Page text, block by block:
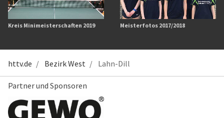
Kreis Minimeisterschaften 2019 Meisterfotos 2017/2018
httv.de Bezirk West Lahn-Dill
Partner und Sponsoren